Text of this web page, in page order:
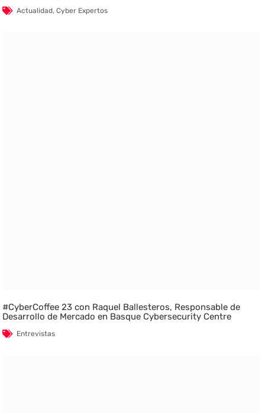
Actualidad,Cyber Expertos
#CyberCoffee 23 con Raquel Ballesteros, Responsable de
Desarrollo de Mercado en Basque Cybersecurity Centre
Entrevistas